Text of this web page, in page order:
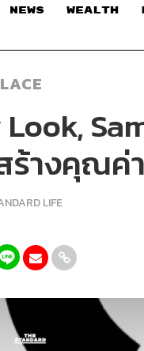
NEWS WEALTH
Look,
ร้างคุณค่
LIFE